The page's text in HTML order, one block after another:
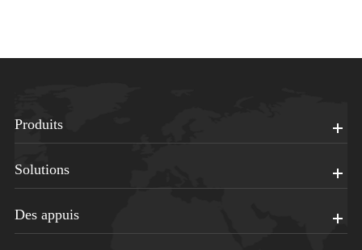
Produits
Solutions
Des appuis